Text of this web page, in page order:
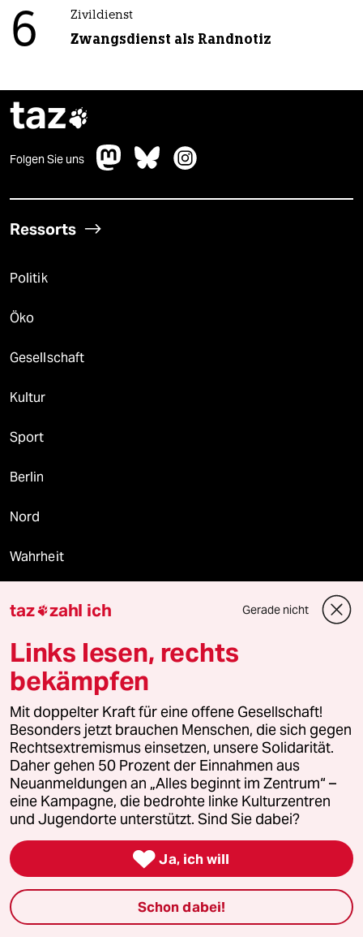
6 Zivildienst
Zwangsdienst als Randnotiz
taz
Folgen Sie uns
Ressorts
Politik
Öko
Gesellschaft
Kultur
Sport
Berlin
Nord
Wahrheit
Hitze
Krieg in der Ukraine
US-Demokraten
Nahost-Konflikt
Verlag
Aktuelles
taz zahl ich Gerade nicht
Links lesen, rechts
bekämpfen
Mit doppelter Kraft für eine offene Gesellschaft!
Besonders jetzt brauchen Menschen, die sich gegen
Rechtsextremismus einsetzen, unsere Solidarität.
Daher gehen 50 Prozent der Einnahmen aus
Neuanmeldungen an „Alles beginnt im Zentrum“ –
eine Kampagne, die bedrohte linke Kulturzentren
und Jugendorte unterstützt. Sind Sie dabei?
 Ja, ich will
Schon dabei!